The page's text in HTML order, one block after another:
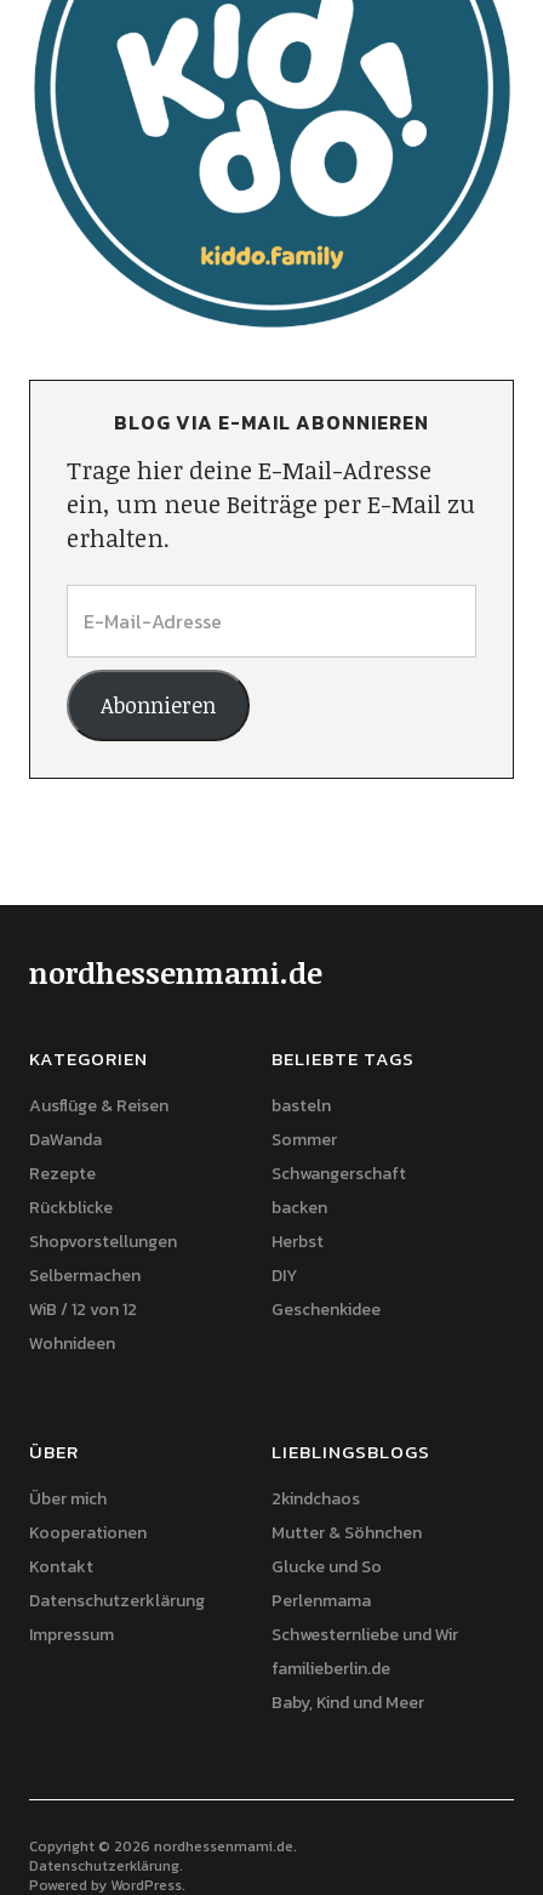
BLOG VIA E-MAIL ABONNIEREN
Trage hier deine E-Mail-Adresse
ein, um neue Beiträge per E-Mail zu
erhalten.
Abonnieren
nordhessenmami.de
KATEGORIEN
Ausflüge & Reisen
DaWanda
Rezepte
Rückblicke
Shopvorstellungen
Selbermachen
WiB / 12 von 12
Wohnideen
BELIEBTE TAGS
basteln
Sommer
Schwangerschaft
backen
Herbst
DIY
Geschenkidee
ÜBER
Über mich
Kooperationen
Kontakt
Datenschutzerklärung
Impressum
LIEBLINGSBLOGS
2kindchaos
Mutter & Söhnchen
Glucke und So
Perlenmama
Schwesternliebe und Wir
familieberlin.de
Baby, Kind und Meer
Copyright © 2026 nordhessenmami.de
Datenschutzerklärung
Powered by WordPress